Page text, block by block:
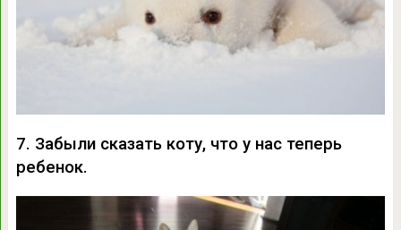
7. Забыли сказать коту, что у нас теперь
ребенок.